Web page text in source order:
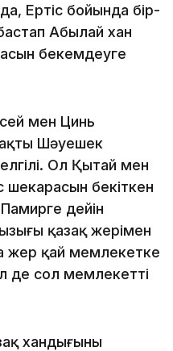
Ертіс бойында бір-
Абылай хан
бекемдеуге
мен Цинь
Шәуешек
Ол Қытай мен
шекарасын бекіткен
дейін
қазақ жерімен
жер қай мемлекетке
де сол мемлекеттің
хан­дығының